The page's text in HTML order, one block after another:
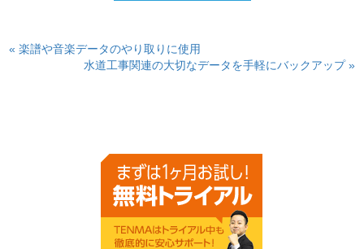
« 楽譜や音楽データのやり取りに使用
水道工事関連の大切なデータを手軽にバックアップ »